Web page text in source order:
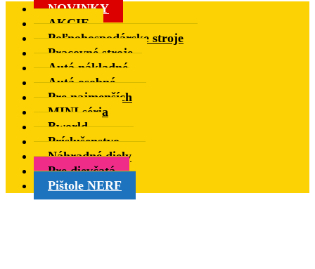
NOVINKY
AKCIE
Poľnohospodárske stroje
Pracovné stroje
Autá nákladné
Autá osobné
Pre najmenších
MINI séria
Bworld
Príslušenstvo
Náhradné diely
Pre dievčatá
Pištole NERF